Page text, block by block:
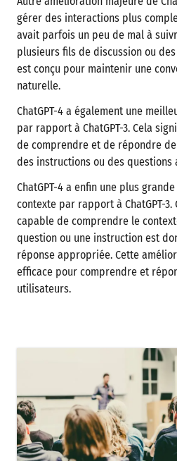
gérer des interactions plus
avait parfois un peu de mal à
plusieurs fils de discussion ou des
est conçu pour maintenir une
naturelle.
ChatGPT-4 a également une
par rapport à ChatGPT-3. Cela
de comprendre et de répondre
des instructions ou des questions
ChatGPT-4 a enfin une plus
contexte par rapport à ChatGPT-
capable de comprendre le
question ou une instruction est
réponse appropriée. Cette
efficace pour comprendre et
utilisateurs.